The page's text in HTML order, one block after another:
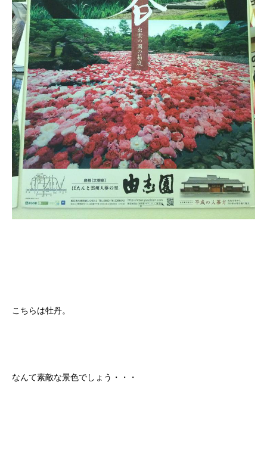
こちらは牡丹。
なんて素敵な景色でしょう・・・